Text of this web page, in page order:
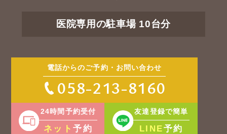
医院専用の駐車場 10台分
電話からのご予約・お問い合わせ
058-213-8160
24時間予約受付
ネット予約
友達登録で簡単
LINE予約